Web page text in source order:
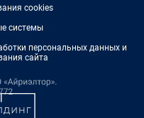
cookies
системы
персональных данных и
сайта